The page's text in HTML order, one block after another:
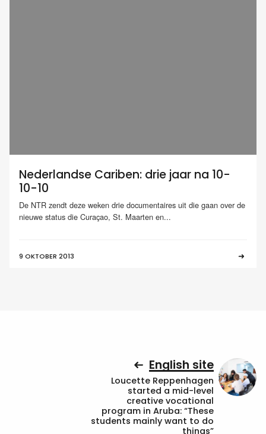
Nederlandse Cariben: drie jaar na 10-
10-10
De NTR zendt deze weken drie documentaires uit die gaan over de
nieuwe status die Curaçao, St. Maarten en...
9 OKTOBER 2013
English site
Loucette Reppenhagen
started a mid-level
creative vocational
program in Aruba: “These
students mainly want to do
things”